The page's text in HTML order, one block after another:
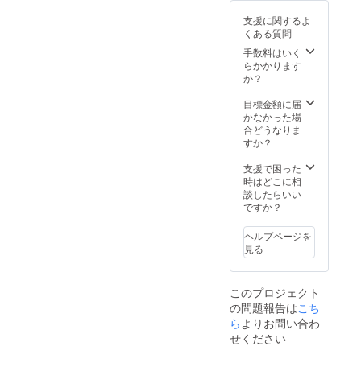
迄利用
可能。
支援に関するよ
くある質問
手数料はいく
らかかります
か？
目標金額に届
かなかった場
合どうなりま
すか？
支援で困った
時はどこに相
談したらいい
ですか？
ヘルプページを
見る
このプロジェクト
の問題報告はこち
らよりお問い合わ
せください